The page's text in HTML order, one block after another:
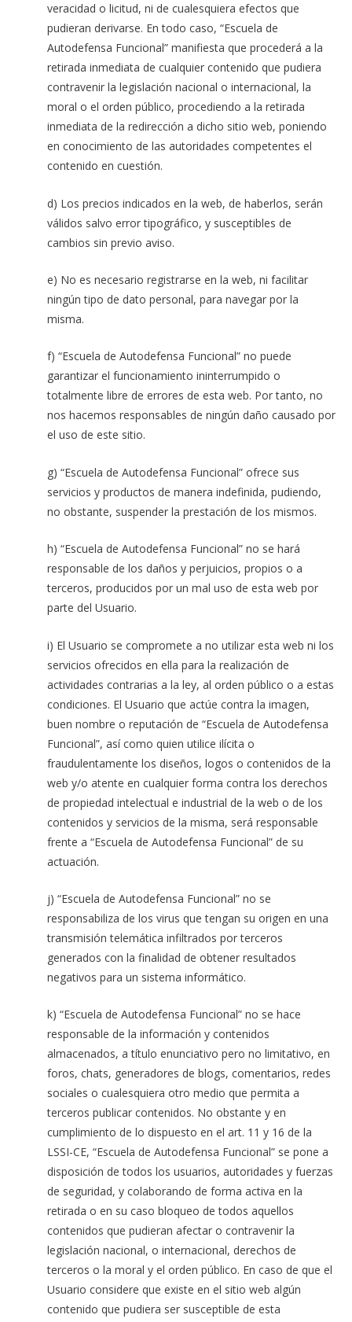
veracidad o licitud, ni de cualesquiera efectos que
pudieran derivarse. En todo caso, “Escuela de
Autodefensa Funcional” manifiesta que procederá a la
retirada inmediata de cualquier contenido que pudiera
contravenir la legislación nacional o internacional, la
moral o el orden público, procediendo a la retirada
inmediata de la redirección a dicho sitio web, poniendo
en conocimiento de las autoridades competentes el
contenido en cuestión.
d) Los precios indicados en la web, de haberlos, serán
válidos salvo error tipográfico, y susceptibles de
cambios sin previo aviso.
e) No es necesario registrarse en la web, ni facilitar
ningún tipo de dato personal, para navegar por la
misma.
f) “Escuela de Autodefensa Funcional” no puede
garantizar el funcionamiento ininterrumpido o
totalmente libre de errores de esta web. Por tanto, no
nos hacemos responsables de ningún daño causado por
el uso de este sitio.
g) “Escuela de Autodefensa Funcional” ofrece sus
servicios y productos de manera indefinida, pudiendo,
no obstante, suspender la prestación de los mismos.
h) “Escuela de Autodefensa Funcional” no se hará
responsable de los daños y perjuicios, propios o a
terceros, producidos por un mal uso de esta web por
parte del Usuario.
i) El Usuario se compromete a no utilizar esta web ni los
servicios ofrecidos en ella para la realización de
actividades contrarias a la ley, al orden público o a estas
condiciones. El Usuario que actúe contra la imagen,
buen nombre o reputación de “Escuela de Autodefensa
Funcional”, así como quien utilice ilícita o
fraudulentamente los diseños, logos o contenidos de la
web y/o atente en cualquier forma contra los derechos
de propiedad intelectual e industrial de la web o de los
contenidos y servicios de la misma, será responsable
frente a “Escuela de Autodefensa Funcional” de su
actuación.
j) “Escuela de Autodefensa Funcional” no se
responsabiliza de los virus que tengan su origen en una
transmisión telemática infiltrados por terceros
generados con la finalidad de obtener resultados
negativos para un sistema informático.
k) “Escuela de Autodefensa Funcional” no se hace
responsable de la información y contenidos
almacenados, a título enunciativo pero no limitativo, en
foros, chats, generadores de blogs, comentarios, redes
sociales o cualesquiera otro medio que permita a
terceros publicar contenidos. No obstante y en
cumplimiento de lo dispuesto en el art. 11 y 16 de la
LSSI-CE, “Escuela de Autodefensa Funcional” se pone a
disposición de todos los usuarios, autoridades y fuerzas
de seguridad, y colaborando de forma activa en la
retirada o en su caso bloqueo de todos aquellos
contenidos que pudieran afectar o contravenir la
legislación nacional, o internacional, derechos de
terceros o la moral y el orden público. En caso de que el
Usuario considere que existe en el sitio web algún
contenido que pudiera ser susceptible de esta